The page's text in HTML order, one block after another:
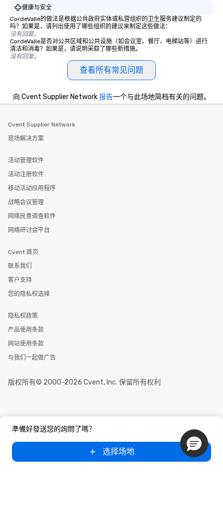
健康与安全
CordeValle的做法是根据公共政府实体或私营组织的卫生服务建议制定的
吗？如果是，请列出使用了哪些组织的建议来制定这些做法：
没有回复。
CordeValle是否对公共区域和公共设施（如会议室、餐厅、电梯站等）进行
清洁和消毒？如果是，请说明采取了哪些新措施。
没有回复。
查看所有常见问题
準備好發送您的詢問了嗎？
选择场地
向 Cvent Supplier Network报告一个与此场地简档有关的问题。
Cvent Supplier Network
现场解决方案
活动管理软件
活动注册软件
移动活动应用程序
战略会议管理
网络民意调查软件
网络研讨会平台
Cvent 首页
联系我们
客户支持
您的隐私权选择
隐私权政策
产品使用条款
网站使用条款
与我们一起做广告
版权所有© 2000-2026 Cvent, Inc. 保留所有权利